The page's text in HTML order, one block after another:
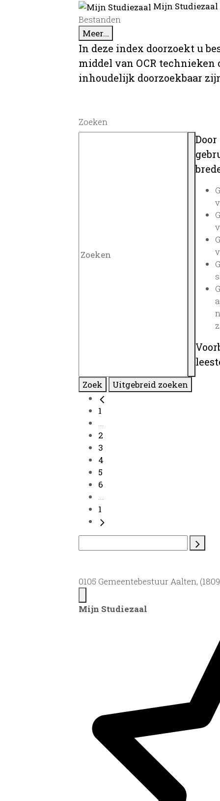
Mijn
Bestanden
Meer...
In deze index doorzoekt u
middel van OCR
inhoudelijk doorzoekbaar
Zoeken
Zoek Uitgebreid zoeken
1
...
2
3
4
5
6
...
1
0105 Gemeentebestuur Aalten,
Mijn Studiezaal